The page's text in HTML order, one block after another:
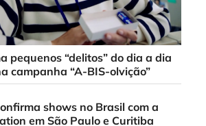
pequenos “delitos” do dia a dia
campanha “A-BIS-olvição”
shows no Brasil com a
em São Paulo e Curitiba